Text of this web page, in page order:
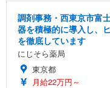
Sezlife オ
ワーク チ
能 人間工
務用 おし
【純正品
フック付き
ネオ・ル
り 単品
調剤事務・西東京市富
器を積極的に導入し、
を徹底しています
にじそら薬局
東京都
月給22万円～